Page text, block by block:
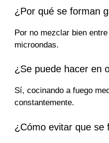
¿Por qué se forman
Por no mezclar bien
microondas.
¿Se puede hacer en
Sí, cocinando a fuego
constantemente.
¿Cómo evitar que se